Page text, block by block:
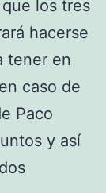
los tres
hacerse
tener en
caso de
Paco
y así